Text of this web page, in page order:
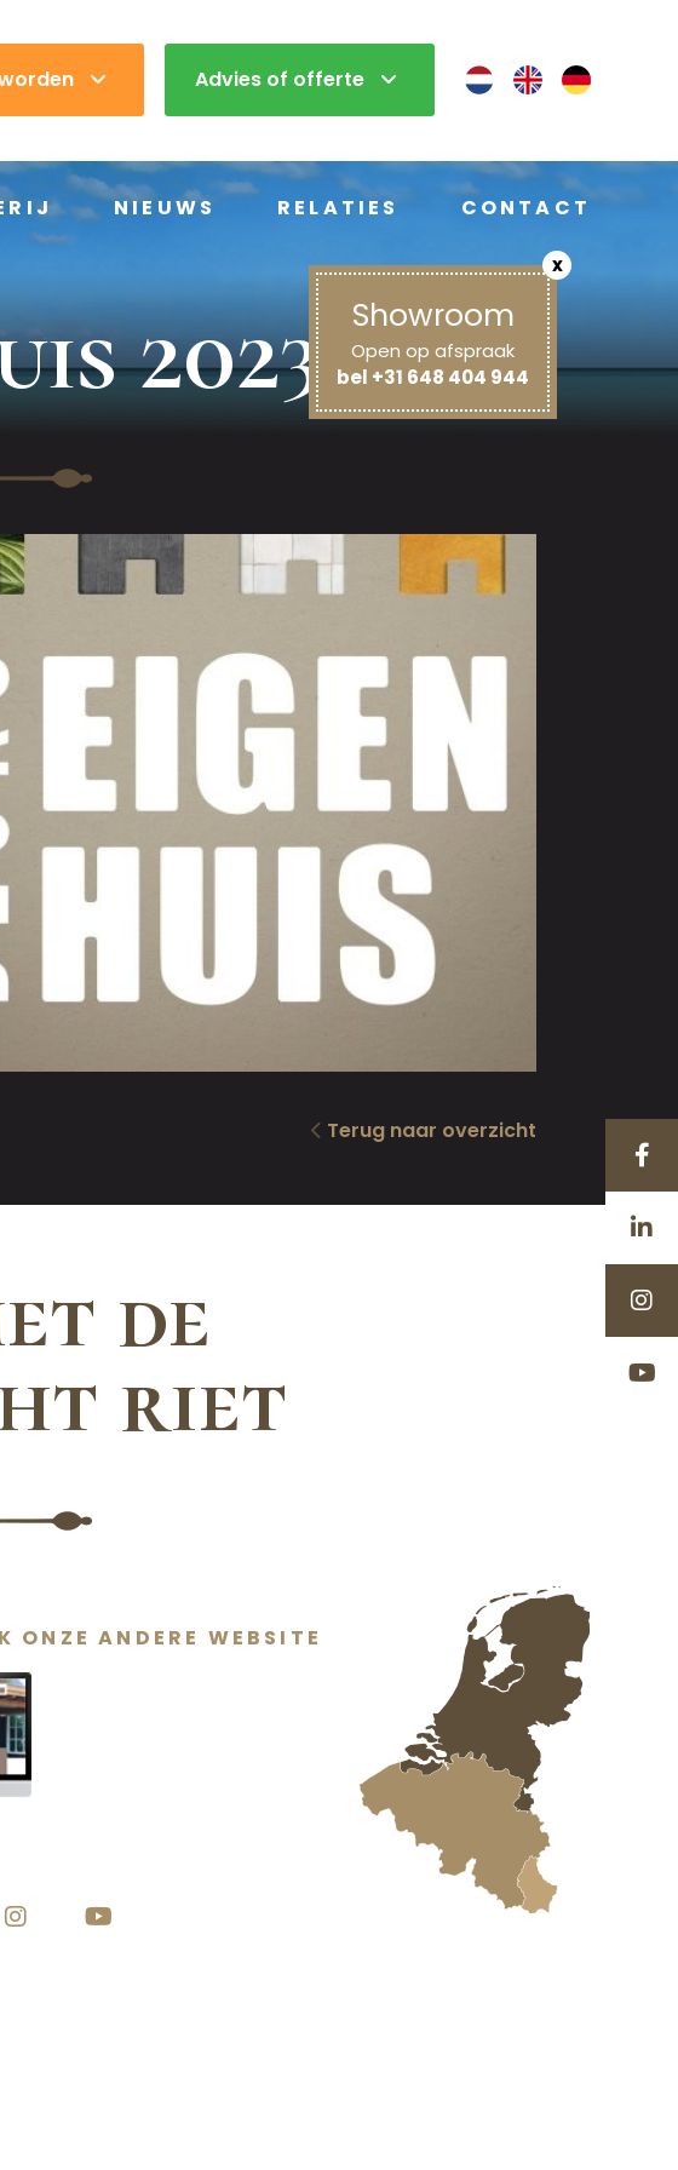
x
Showroom
Open op afspraak
bel +31 648 404 944
Advies of offerte
NIEUWS RELATIES CONTACT
2023
Terug naar overzicht
de
riet
ONZE ANDERE WEBSITE